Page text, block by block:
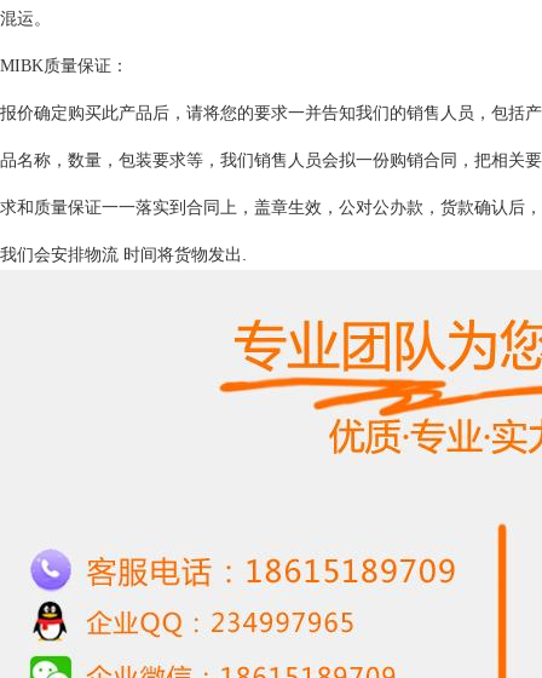
混运。
MIBK质量保证：
报价确定购买此产品后，请将您的要求一并告知我们的销售人员，包括产
品名称，数量，包装要求等，我们销售人员会拟一份购销合同，把相关要
求和质量保证一一落实到合同上，盖章生效，公对公办款，货款确认后，
我们会安排物流 时间将货物发出